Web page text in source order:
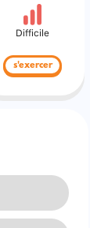
Difficile
s'exercer